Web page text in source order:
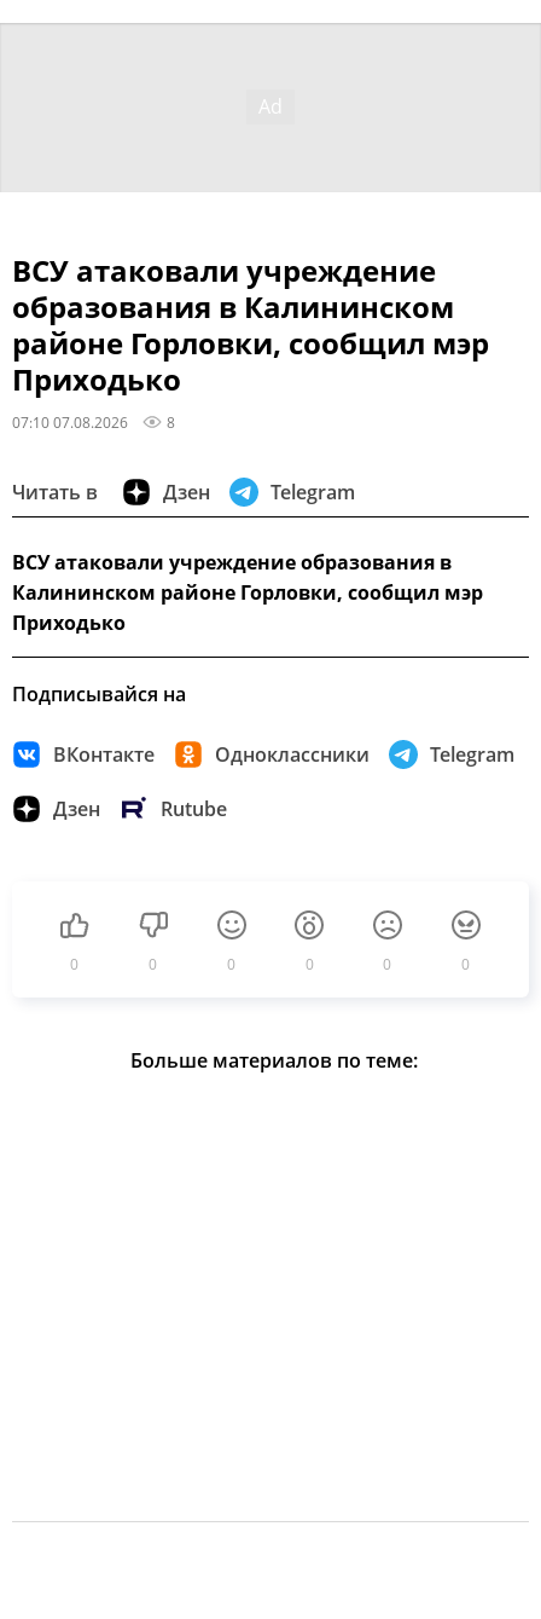
ВСУ атаковали учреждение
образования в Калининском
районе Горловки, сообщил мэр
Приходько
07:10 07.08.2026 8
Читать в Дзен Telegram
ВСУ атаковали учреждение образования в
Калининском районе Горловки, сообщил мэр
Приходько
Подписывайся на
ВКонтакте Одноклассники Telegram
Дзен Rutube
0 0 0 0 0 0
Больше материалов по теме: